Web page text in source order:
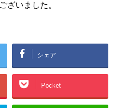
ざいました。
シェア
Pocket